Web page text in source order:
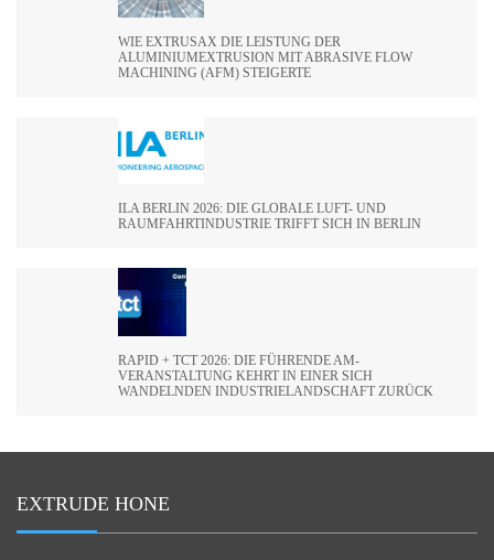
WIE EXTRUSAX DIE LEISTUNG DER
ALUMINIUMEXTRUSION MIT ABRASIVE FLOW
MACHINING (AFM) STEIGERTE
ILA BERLIN 2026: DIE GLOBALE LUFT- UND
RAUMFAHRTINDUSTRIE TRIFFT SICH IN BERLIN
RAPID + TCT 2026: DIE FÜHRENDE AM-
VERANSTALTUNG KEHRT IN EINER SICH
WANDELNDEN INDUSTRIELANDSCHAFT ZURÜCK
EXTRUDE HONE